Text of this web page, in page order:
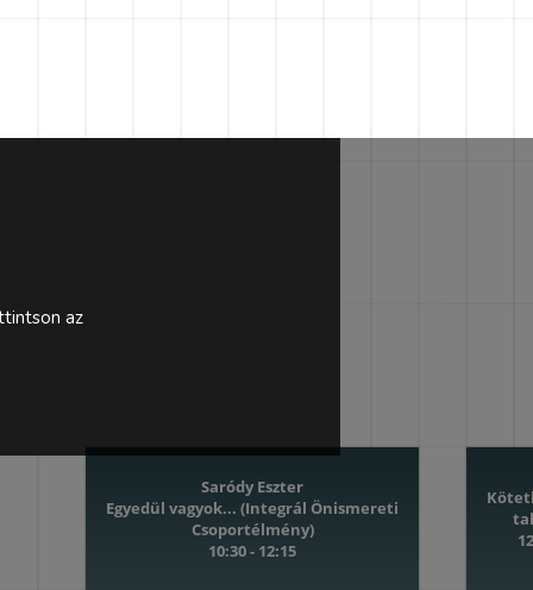
Saródy Eszter
Egyedül vagyok... (Integrál Önismereti
Csoportélmény)
10:30 - 12:15
az